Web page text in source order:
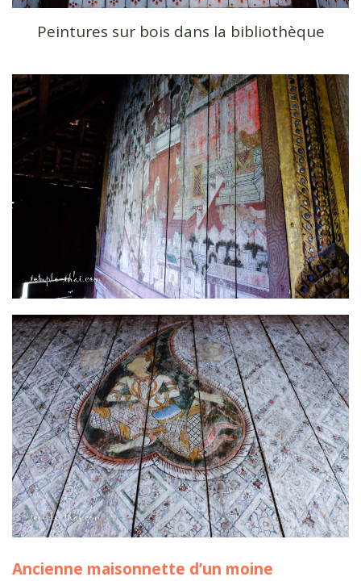
Peintures sur bois dans la bibliothèque
Ancienne maisonnette d’un moine